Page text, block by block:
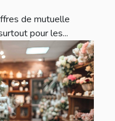
de mutuelle
pour les...